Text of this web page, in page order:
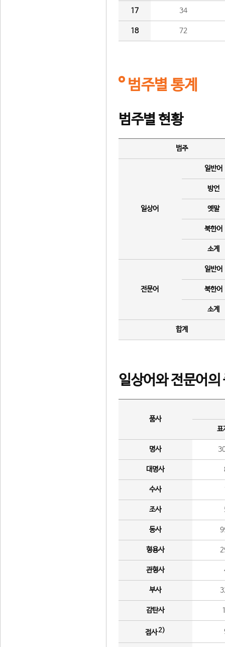
17 34
18 72
범주별 통계
범주별 현황
범주
일상어
일반어
방언
옛말
북한어
소계
전문어
일반어
북한어
소계
합계
일상어와 전문어의
품사
표
명사
대명사
수사
조사
동사
형용사
관형사
부사
감탄사
접사2)